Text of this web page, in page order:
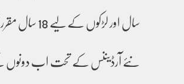
سال اور لڑکوں کے
نئے آرڈیننس کے تحت اب دونوں